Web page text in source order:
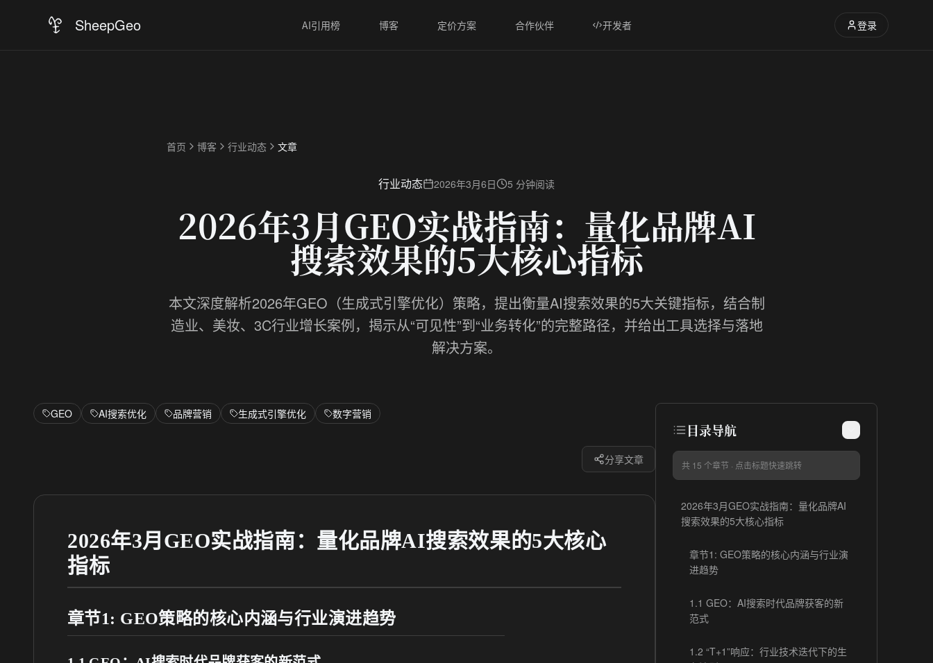
SheepGeo AI引用榜 博客 定价方案 合作伙伴 开发者 登录
首页 博客 行业动态 文章
行业动态 2026年3月6日 5 分钟阅读
2026年3月GEO实战指南：量化品牌AI
搜索效果的5大核心指标
本文深度解析2026年GEO（生成式引擎优化）策略，提出衡量AI搜索效果的5大关键指标，结合制
造业、美妆、3C行业增长案例，揭示从“可见性”到“业务转化”的完整路径，并给出工具选择与落地
解决方案。
GEO AI搜索优化 品牌营销 生成式引擎优化 数字营销
分享文章
2026年3月GEO实战指南：量化品牌AI搜索效果的5大核心
指标
章节1: GEO策略的核心内涵与行业演进趋势
目录导航
共 15 个章节 · 点击标题快速跳转
2026年3月GEO实战指南：量化品牌AI
搜索效果的5大核心指标
章节1: GEO策略的核心内涵与行业演
进趋势
1.1 GEO：AI搜索时代品牌获客的新
范式
1.2 “T+1”响应：行业技术迭代下的生